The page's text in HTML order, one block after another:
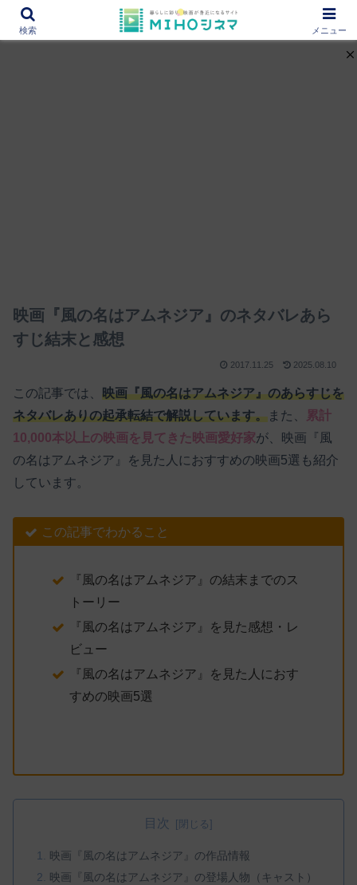
12000作品を紹介！あなたの映画図書館『MIHOシネマ』
映画『風の名はアムネジア』のネタバレあら
すじ結末と感想
2017.11.25 2025.08.10
この記事では、 映画『風の名はアムネジア』のあらすじを
ネタバレありの起承転結で解説しています。 また、
累計
10,000本以上の映画を見てきた映画愛好家が、映画『風
の名はアムネジア』を見た人におすすめの映画5選も紹介
しています。
この記事でわかること
『風の名はアムネジア』の結末までのス
トーリー
『風の名はアムネジア』を見た感想・レ
ビュー
『風の名はアムネジア』を見た人におす
すめの映画5選
目次
映画『風の名はアムネジア』の作品情報
映画『風の名はアムネジア』の登場人物（キャスト）
検索 メニュー